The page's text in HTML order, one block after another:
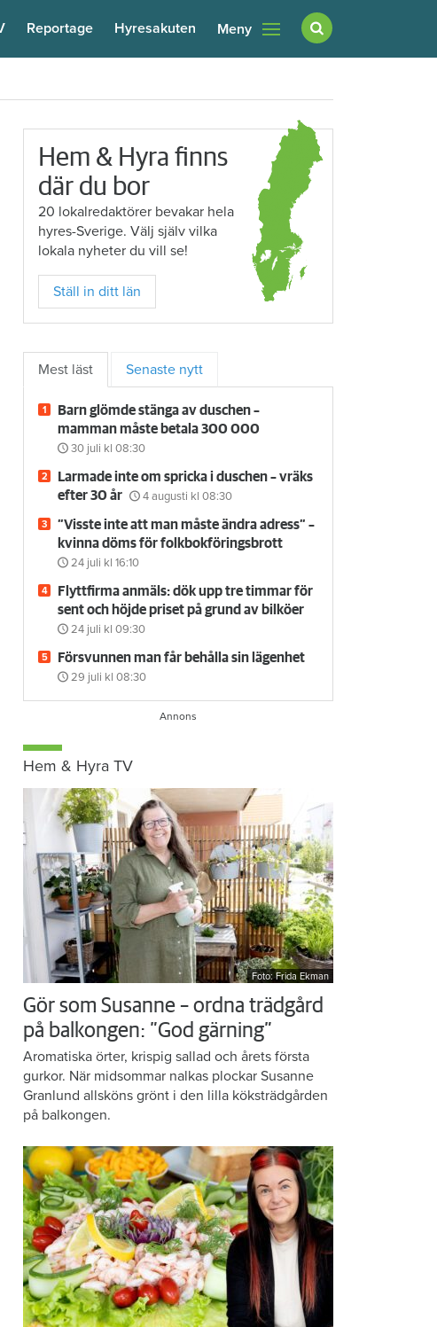
Reportage Hyresakuten Meny
Hem & Hyra finns
där du bor
20 lokalredaktörer bevakar hela
hyres-Sverige. Välj själv vilka
lokala nyheter du vill se!
Ställ in ditt län
Mest läst Senaste nytt
Barn glömde stänga av duschen –
mamman måste betala 300 000
30 juli kl 08:30
Larmade inte om spricka i duschen – vräks
efter 30 år
4 augusti kl 08:30
”Visste inte att man måste ändra adress” –
kvinna döms för folkbokföringsbrott
24 juli kl 16:10
Flyttfirma anmäls: dök upp tre timmar för
sent och höjde priset på grund av bilköer
24 juli kl 09:30
Försvunnen man får behålla sin lägenhet
29 juli kl 08:30
Hem & Hyra TV
Foto: Frida Ekman
Gör som Susanne – ordna trädgård
på balkongen: ”God gärning”
Aromatiska örter, krispig sallad och årets första
gurkor. När midsommar nalkas plockar Susanne
Granlund allsköns grönt i den lilla köksträdgården
på balkongen.